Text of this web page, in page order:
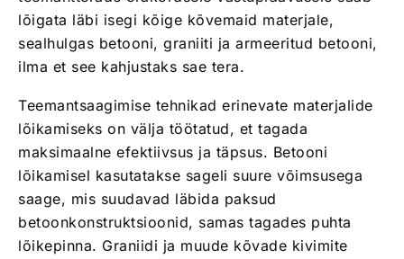
lõigata läbi isegi kõige kõvemaid materjale,
sealhulgas betooni, graniiti ja armeeritud betooni,
ilma et see kahjustaks sae tera.
Teemantsaagimise tehnikad erinevate materjalide
lõikamiseks on välja töötatud, et tagada
maksimaalne efektiivsus ja täpsus. Betooni
lõikamisel kasutatakse sageli suure võimsusega
saage, mis suudavad läbida paksud
betoonkonstruktsioonid, samas tagades puhta
lõikepinna. Graniidi ja muude kõvade kivimite